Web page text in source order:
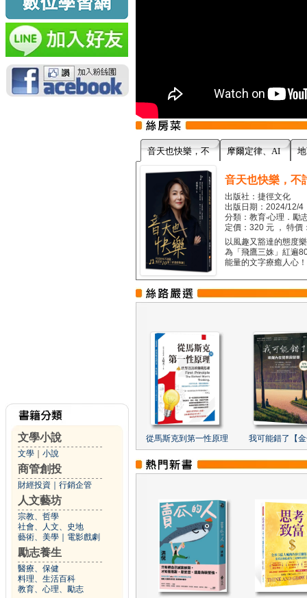
文學小說
文學 小說
商管創投
財經投資 行銷企管
人文藝坊
宗教、哲學
社會、人文、史地
藝術、美學
電影戲劇
勵志養生
醫療、保健
料理、生活百科
教育、心理、勵志
音天也快樂，不 摩爾定律、AI
音天也快樂，不
出版社：捷徑文化
出版日期：2024/12/4
分類：教育‧心理．勵
定價：320 元 ， 特價
以風趣又豁達的態度
為「飛鷹三姝」紅遍
能量的文字療癒人心
從馬斯克到第一性原理 我可能錯了【